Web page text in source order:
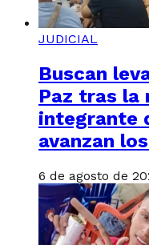
JUDICIAL
Buscan
Paz tras la
integrante
avanzan
6 de agosto de